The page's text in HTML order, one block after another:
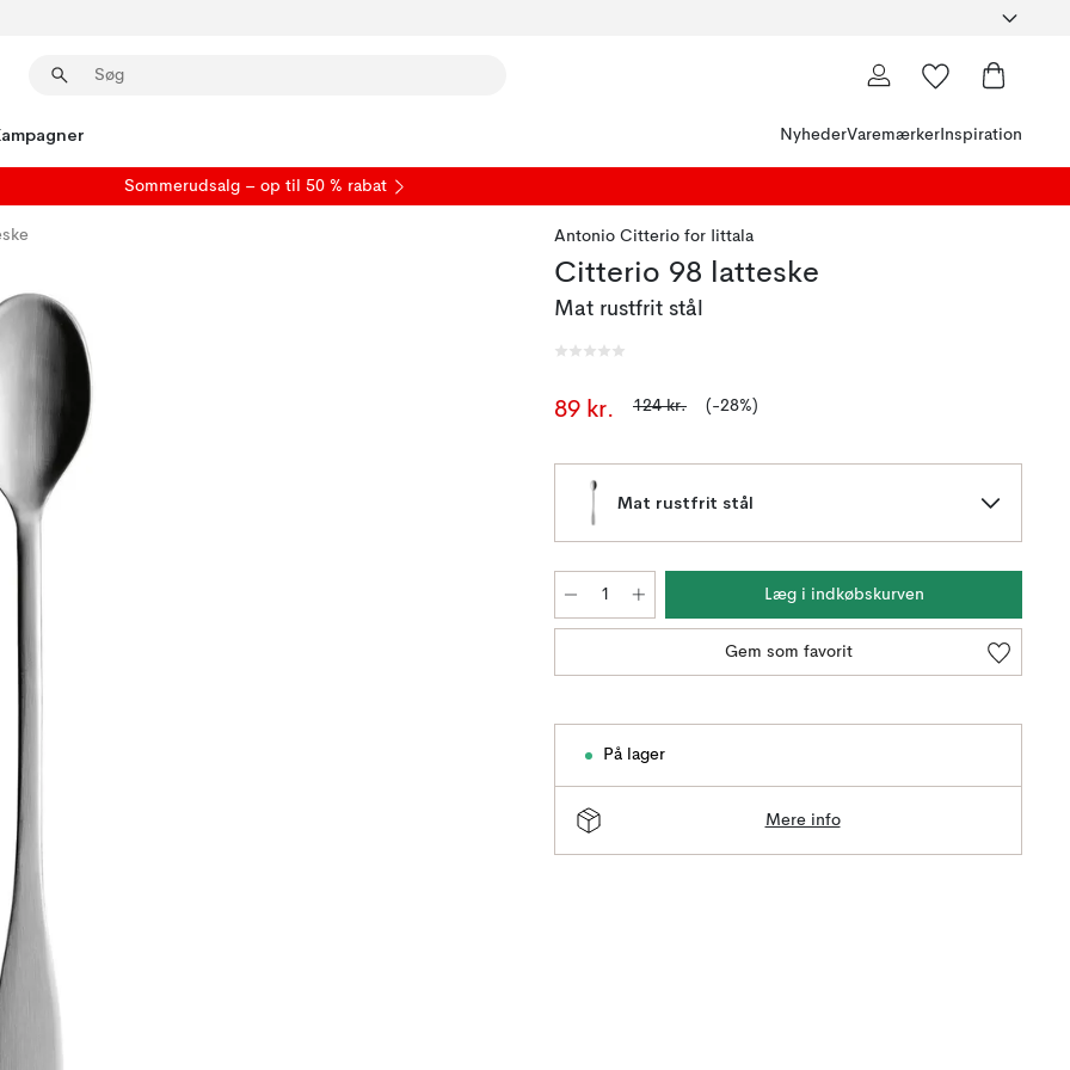
NyhederVaremærker Inspiration
Sommerudsalg – op til 50 % rabat
Antonio Citterio for Iittala
Citterio 98 latteske
Mat rustfrit stål
89 kr. 124 kr. (-28%)
Mat rustfrit stål
Læg i indkøbskurven
Gem som favorit
På lager
Mere info